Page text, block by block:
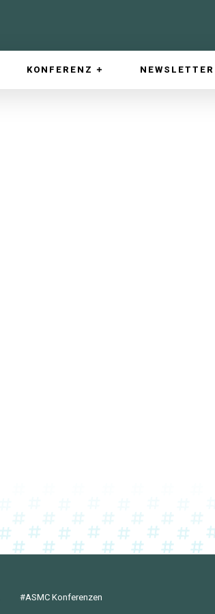
KONFERENZ NEWSLETTER
#ASMC Konferenzen